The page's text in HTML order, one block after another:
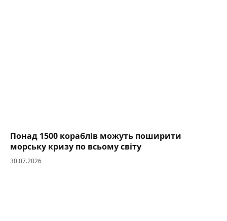
Понад 1500 кораблів можуть поширити
морську кризу по всьому світу
30.07.2026